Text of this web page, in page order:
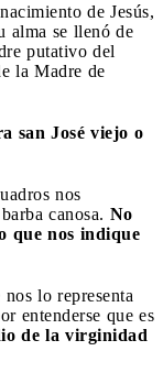
de Jesús,
alma se llenó de
putativo del
la Madre de
san José viejo o
nos
canosa. No
que nos indique
lo representa
entenderse que es
de la virginidad